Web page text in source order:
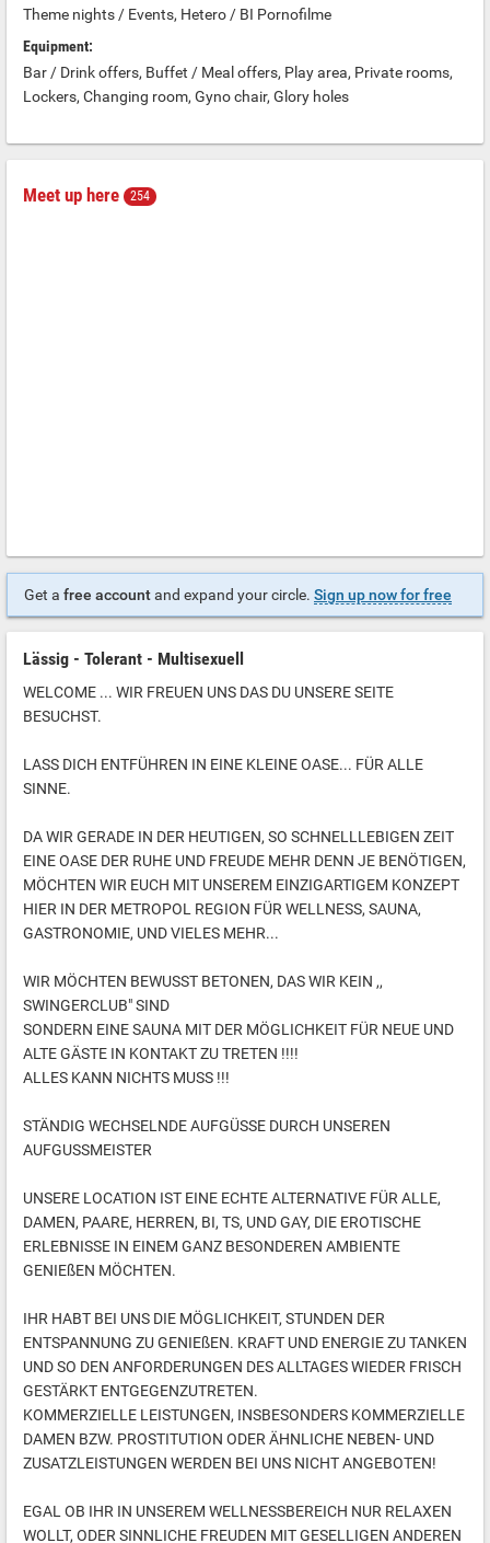
Theme nights / Events, Hetero / BI Pornofilme
Equipment:
Bar / Drink offers, Buffet / Meal offers, Play area, Private rooms,
Lockers, Changing room, Gyno chair, Glory holes
Meet up here 254
Get a free accountand expand your circle. Sign up now for free
Lässig - Tolerant - Multisexuell
WELCOME ... WIR FREUEN UNS DAS DU UNSERE SEITE
BESUCHST.
LASS DICH ENTFÜHREN IN EINE KLEINE OASE... FÜR ALLE
SINNE.
DA WIR GERADE IN DER HEUTIGEN, SO SCHNELLLEBIGEN ZEIT
EINE OASE DER RUHE UND FREUDE MEHR DENN JE BENÖTIGEN,
MÖCHTEN WIR EUCH MIT UNSEREM EINZIGARTIGEM KONZEPT
HIER IN DER METROPOL REGION FÜR WELLNESS, SAUNA,
GASTRONOMIE, UND VIELES MEHR...
WIR MÖCHTEN BEWUSST BETONEN, DAS WIR KEIN ,,
SWINGERCLUB" SIND
SONDERN EINE SAUNA MIT DER MÖGLICHKEIT FÜR NEUE UND
ALTE GÄSTE IN KONTAKT ZU TRETEN !!!!
ALLES KANN NICHTS MUSS !!!
STÄNDIG WECHSELNDE AUFGÜSSE DURCH UNSEREN
AUFGUSSMEISTER
UNSERE LOCATION IST EINE ECHTE ALTERNATIVE FÜR ALLE,
DAMEN, PAARE, HERREN, BI, TS, UND GAY, DIE EROTISCHE
ERLEBNISSE IN EINEM GANZ BESONDEREN AMBIENTE
GENIEßEN MÖCHTEN.
IHR HABT BEI UNS DIE MÖGLICHKEIT, STUNDEN DER
ENTSPANNUNG ZU GENIEßEN. KRAFT UND ENERGIE ZU TANKEN
UND SO DEN ANFORDERUNGEN DES ALLTAGES WIEDER FRISCH
GESTÄRKT ENTGEGENZUTRETEN.
KOMMERZIELLE LEISTUNGEN, INSBESONDERS KOMMERZIELLE
DAMEN BZW. PROSTITUTION ODER ÄHNLICHE NEBEN- UND
ZUSATZLEISTUNGEN WERDEN BEI UNS NICHT ANGEBOTEN!
EGAL OB IHR IN UNSEREM WELLNESSBEREICH NUR RELAXEN
WOLLT, ODER SINNLICHE FREUDEN MIT GESELLIGEN ANDEREN